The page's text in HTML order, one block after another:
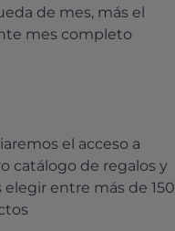
de mes, más el
mes completo
el acceso a
catálogo de regalos y
elegir entre más de 150